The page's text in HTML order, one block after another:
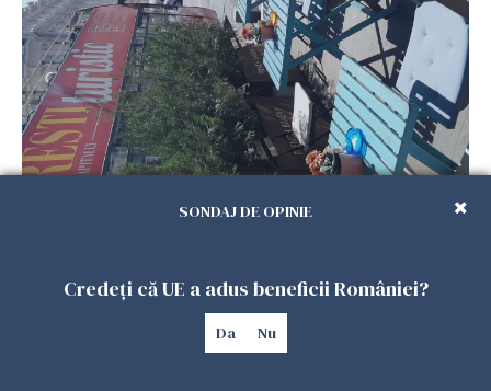
26 SEPTEMBRIE 2019
SONDAJ DE OPINIE
Credeți că UE a adus beneficii României?
Da Nu